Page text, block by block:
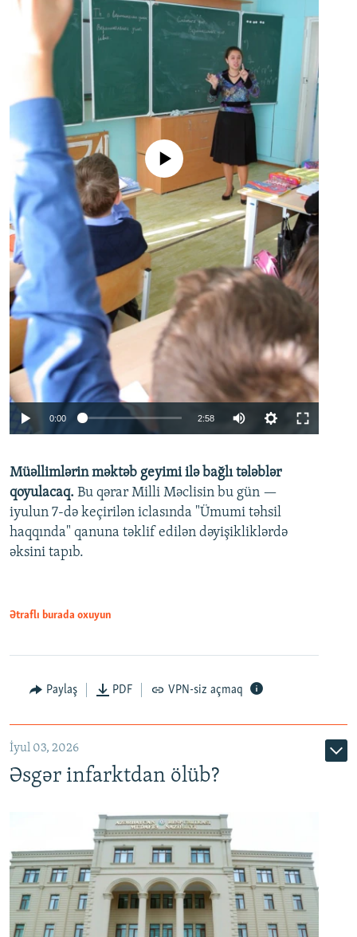
Auto 240p 360p 480p
720p 1080p
No media source currently available
0:00 2:58
360p
480p
720p
Müəllimlərin məktəb geyimi ilə bağlı tələblər
qoyulacaq. Bu qərar Milli Məclisin bu gün —
iyulun 7-də keçirilən iclasında "Ümumi təhsil
haqqında" qanuna təklif edilən dəyişikliklərdə
əksini tapıb.
Ətraflı burada oxuyun
Paylaş PDF VPN-siz açmaq
İyul 03, 2026
Əsgər infarktdan ölüb?